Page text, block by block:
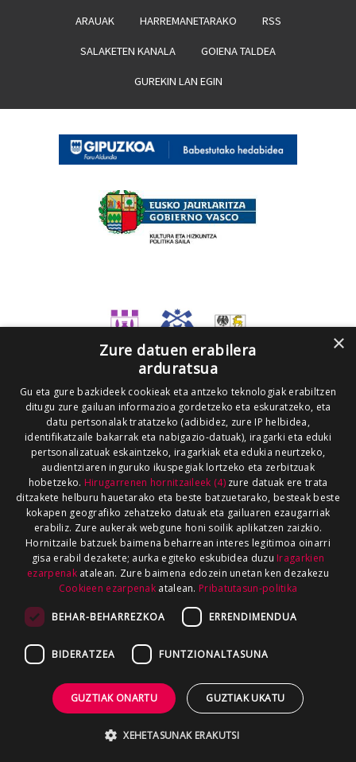
ARAUAK HARREMANETARAKO RSS
SALAKETEN KANALA GOIENA TALDEA
GUREKIN LAN EGIN
×
Zure datuen erabilera
arduratsua
Gu eta gure bazkideek cookieak eta antzeko teknologiak erabiltzen
ditugu zure gailuan informazioa gordetzeko eta eskuratzeko, eta
datu pertsonalak tratatzeko (adibidez, zure IP helbidea,
identifikatzaile bakarrak eta nabigazio-datuak), iragarki eta eduki
pertsonalizatuak eskaintzeko, iragarkiak eta edukia neurtzeko,
audientziaren inguruko ikuspegiak lortzeko eta zerbitzuak
hobetzeko. Hirugarrenen hornitzaileek (4)zure datuak ere trata
ditzakete helburu hauetarako eta beste batzuetarako, besteak beste
kokapen geografiko zehatzeko datuak eta gailuaren ezaugarriak
erabiliz. Zure aukerak webgune honi soilik aplikatzen zaizkio.
Hornitzaile batzuek baimena beharrean interes legitimoa oinarri
gisa erabil dezakete; aurka egiteko eskubidea duzu Iragarkien
ezarpenakatalean. Zure baimena edozein unetan ken dezakezu
Cookieen ezarpenak atalean. Pribatutasun-politika
BEHAR-BEHARREZKOA ERRENDIMENDUA
BIDERATZEA FUNTZIONALTASUNA
GUZTIAK ONARTU GUZTIAK UKATU
XEHETASUNAK ERAKUTSI